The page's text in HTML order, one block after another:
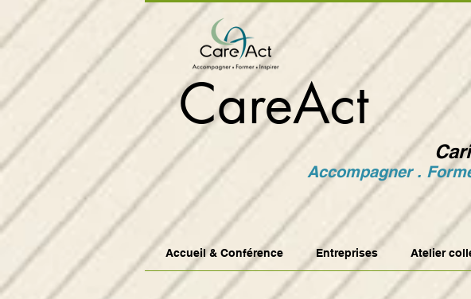
CareAct
Accompagner .
Accueil & Conférence Entreprises Atelier